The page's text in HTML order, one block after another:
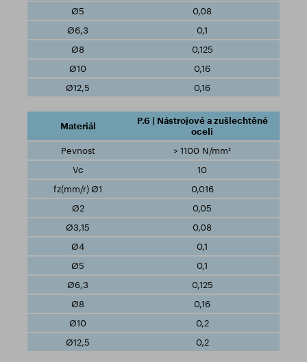
0,08
0,1
0,125
0,16
0,16
P.6 | Nástrojové a zušlechtěné
oceli
> 1100 N/mm²
10
0,016
0,05
0,08
0,1
0,1
0,125
0,16
0,2
0,2